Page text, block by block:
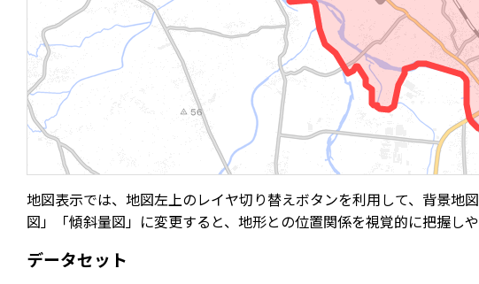
地図表示では、地図左上のレイヤ切り替えボタンを利用して、背景地
図」「傾斜量図」に変更すると、地形との位置関係を視覚的に把握しや
データセット